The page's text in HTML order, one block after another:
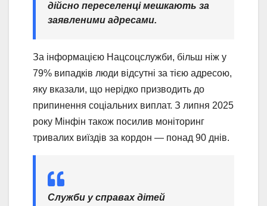
дійсно переселенці мешкають за
заявленими адресами.
За інформацією Нацсоцслужби, більш ніж у
79% випадків люди відсутні за тією адресою,
яку вказали, що нерідко призводить до
припинення соціальних виплат. З липня 2025
року Мінфін також посилив моніторинг
тривалих виїздів за кордон — понад 90 днів.
Служби у справах дітей